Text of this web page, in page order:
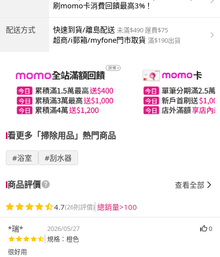
商付款 | ATM | 銀聯卡
刷momo卡消費回饋最高3%！
配送方式 快速到貨/離島配送 未滿$490 運費$75
超商/i郵箱/myfone門市取貨 滿$190出貨
看更多「掃除用品」熱門商品
#浴室 #刮水器
商品評價 查看全部
4.7(26則評價) 總銷量>100
*瑞* 2026/05/27
0
規格：橙色
很好用